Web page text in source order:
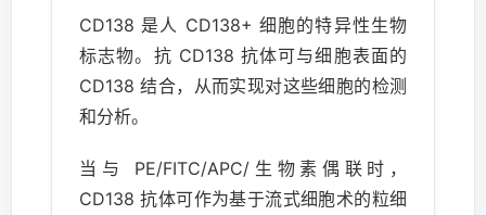
CD138 是人 CD138+ 细胞的特异性生物
标志物。抗 CD138 抗体可与细胞表面的
CD138 结合，从而实现对这些细胞的检测
和分析。
当与 PE/FITC/APC/生物素偶联时，
CD138 抗体可作为基于流式细胞术的粒细